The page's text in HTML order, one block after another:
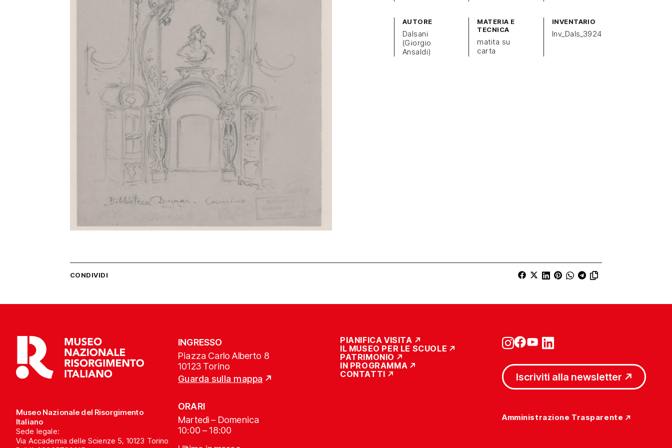
AUTORE
Dalsani
(Giorgio
Ansaldi)
MATERIA E
TECNICA
matita su
carta
INVENTARIO
Inv_Dals_3924
CONDIVIDI
Museo Nazionale del Risorgimento
Italiano
Sede legale:
Via Accademia delle Scienze 5, 10123 Torino
INGRESSO
Piazza Carlo Alberto 8
10123 Torino
Guarda sulla mappa
ORARI
Martedì – Domenica
10:00 – 18:00
PIANIFICA VISITA
IL MUSEO PER LE SCUOLE
PATRIMONIO
IN PROGRAMMA
CONTATTI
Iscriviti alla newsletter
Amministrazione Trasparente